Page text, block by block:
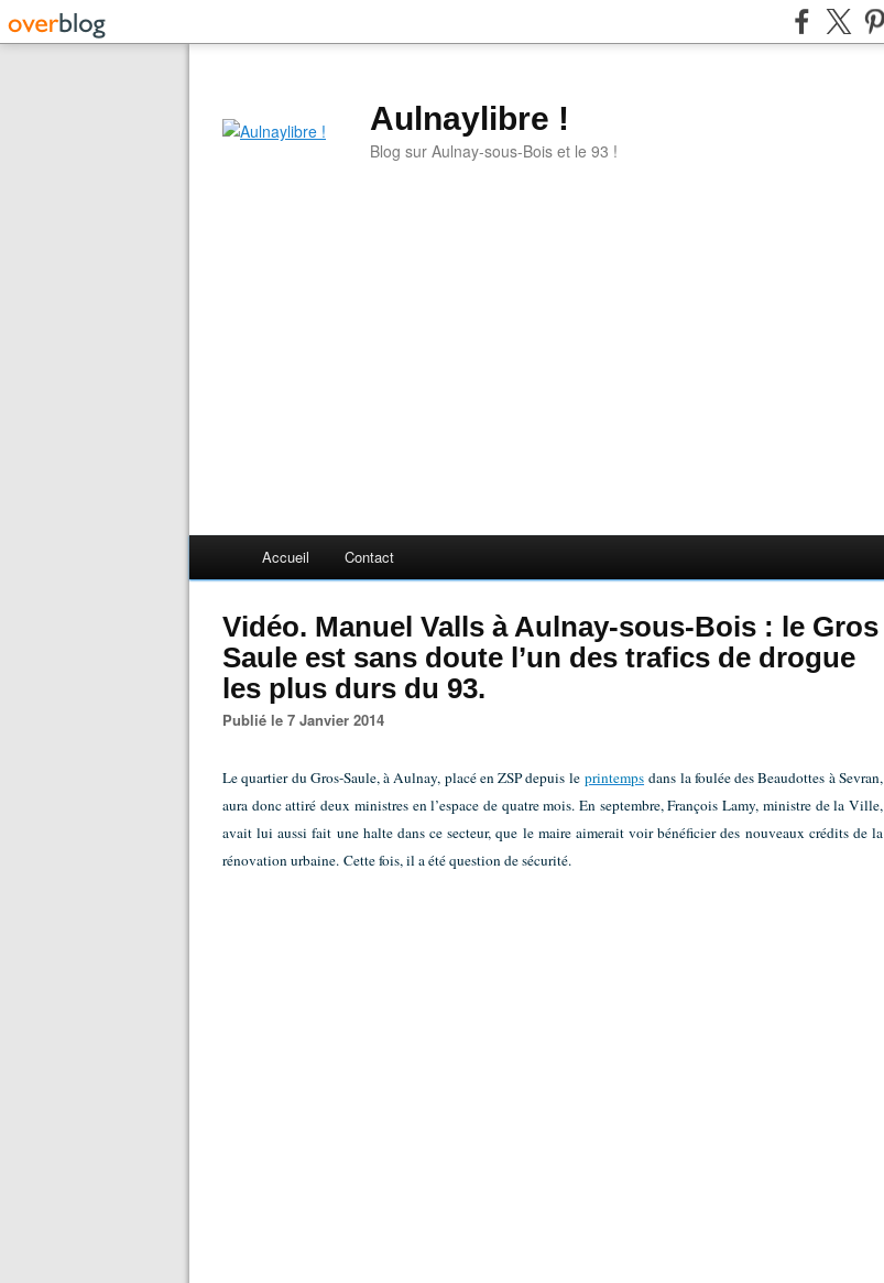
Aulnaylibre !
Blog sur Aulnay-sous-Bois et le 93 !
Accueil Contact
Vidéo. Manuel Valls à Aulnay-sous-Bois : le Gros
Saule est sans doute l’un des trafics de drogue
les plus durs du 93.
Publié le 7 Janvier 2014
Le quartier du Gros-Saule, à Aulnay, placé en ZSP depuis le printemps dans la foulée des Beaudottes à Sevran,
aura donc attiré deux ministres en l’espace de quatre mois. En septembre, François Lamy, ministre de la Ville,
avait lui aussi fait une halte dans ce secteur, que le maire aimerait voir bénéficier des nouveaux crédits de la
rénovation urbaine. Cette fois, il a été question de sécurité.